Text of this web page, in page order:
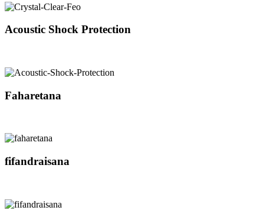
Acoustic Shock Protection
Faharetana
fifandraisana